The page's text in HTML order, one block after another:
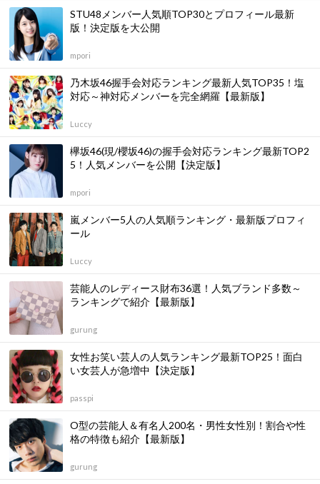
STU48メンバー人気順TOP30とプロフィール最新
版！決定版を大公開
mpori
乃木坂46握手会対応ランキング最新人気TOP35！塩
対応～神対応メンバーを完全網羅【最新版】
Luccy
欅坂46(現/櫻坂46)の握手会対応ランキング最新TOP2
5！人気メンバーを公開【決定版】
mpori
嵐メンバー5人の人気順ランキング・最新版プロフィ
ール
Luccy
芸能人のレディース財布36選！人気ブランド多数～
ランキングで紹介【最新版】
gurung
女性お笑い芸人の人気ランキング最新TOP25！面白
い女芸人が急増中【決定版】
passpi
O型の芸能人＆有名人200名・男性女性別！割合や性
格の特徴も紹介【最新版】
gurung